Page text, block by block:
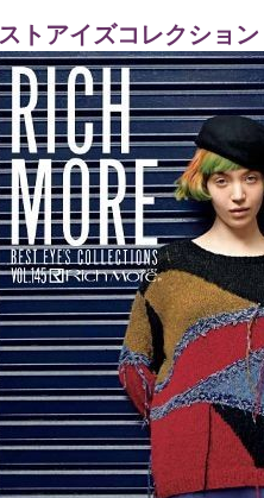
トアイズコレクショ